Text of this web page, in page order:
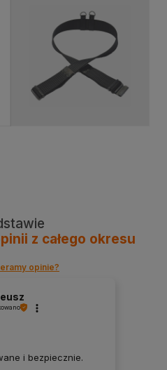
z całego okresu
opinie?
i bezpiecznie.